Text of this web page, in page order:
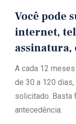
Você pode
internet,
assinatura,
A cada 12
de 30 a 120
solicitado. Basta
antecedência.